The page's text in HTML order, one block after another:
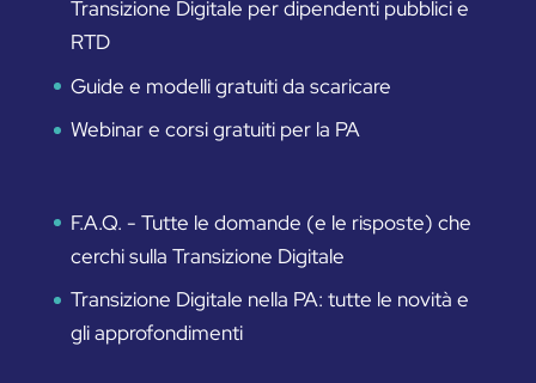
Transizione Digitale per dipendenti pubblici e
RTD
Guide e modelli gratuiti da scaricare
Webinar e corsi gratuiti per la PA
F.A.Q. - Tutte le domande (e le risposte) che
cerchi sulla Transizione Digitale
Transizione Digitale nella PA: tutte le novità e
gli approfondimenti